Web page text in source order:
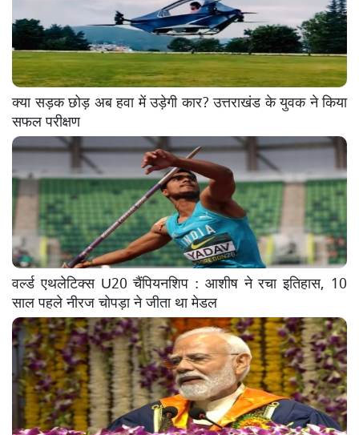
क्या सड़क छोड़ अब हवा में उड़ेगी कार? उत्तराखंड के युवक ने किया
सफल परीक्षण
वर्ल्ड एथलेटिक्स U20 चैंपियनशिप : आशीष ने रचा इतिहास, 10
साल पहले नीरज चोपड़ा ने जीता था मेडल